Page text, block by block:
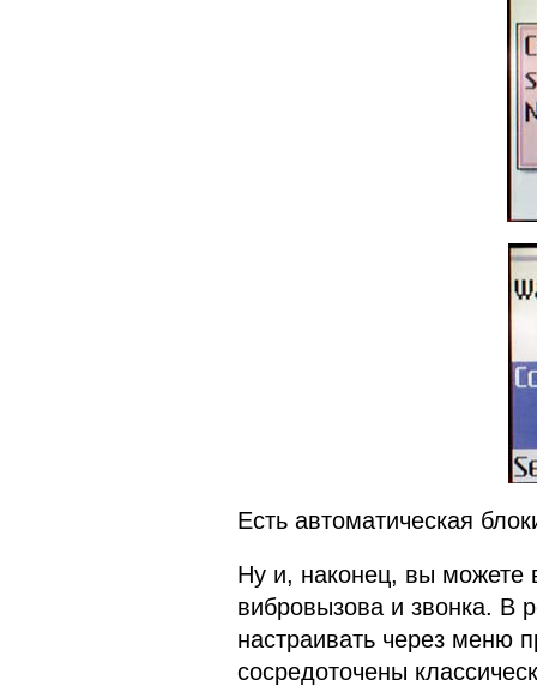
Есть автоматическая
Ну и, наконец, вы можете
вибровызова и звонка. В
настраивать через меню
сосредоточены